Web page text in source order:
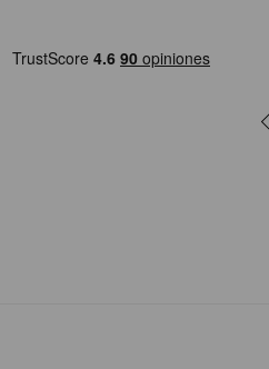
Muy buena experiencia. Diderot
es una excelente y novedosa